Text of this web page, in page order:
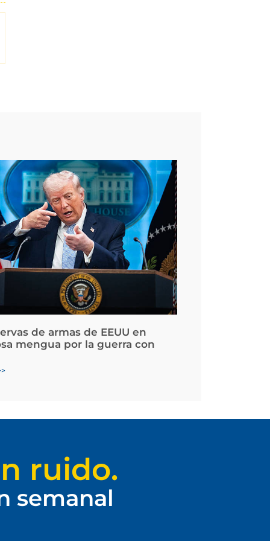
de armas de EEUU en
mengua por la guerra con
ruido.
semanal